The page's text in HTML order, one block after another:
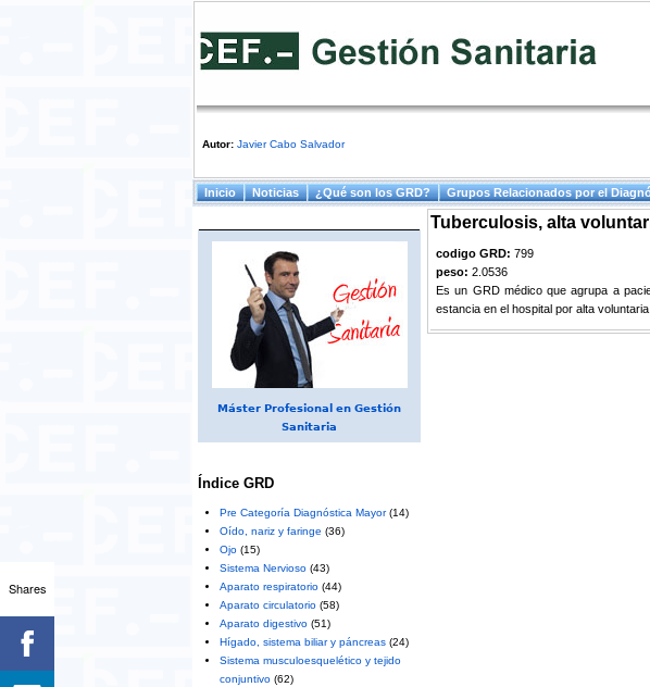
Autor: Javier Cabo Salvador
Tuberculosis, alta
codigo GRD: 799
peso: 2.0536
Es un GRD médico que agrupa a
estancia en el hospital por alta voluntaria.
Menú principal
Inicio Noticias ¿Qué son los GRD? Grupos Relacionados por el
Máster Profesional en Gestión
Sanitaria
Índice GRD
Pre Categoría Diagnóstica Mayor(14)
Oído, nariz y faringe (36)
Ojo (15)
Sistema Nervioso (43)
Aparato respiratorio (44)
Aparato circulatorio (58)
Aparato digestivo (51)
Hígado, sistema biliar y páncreas (24)
Sistema musculoesquelético y tejido
conjuntivo (62)
Shares